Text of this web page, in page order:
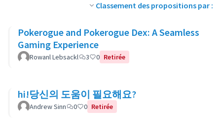
Classement des propositions par :
Pokerogue and Pokerogue Dex: A Seamless
Gaming Experience
Rowanl Lebsackl 3 0 Retirée
hi!당신의 도움이 필요해요?
Andrew Sinn 0 0 Retirée